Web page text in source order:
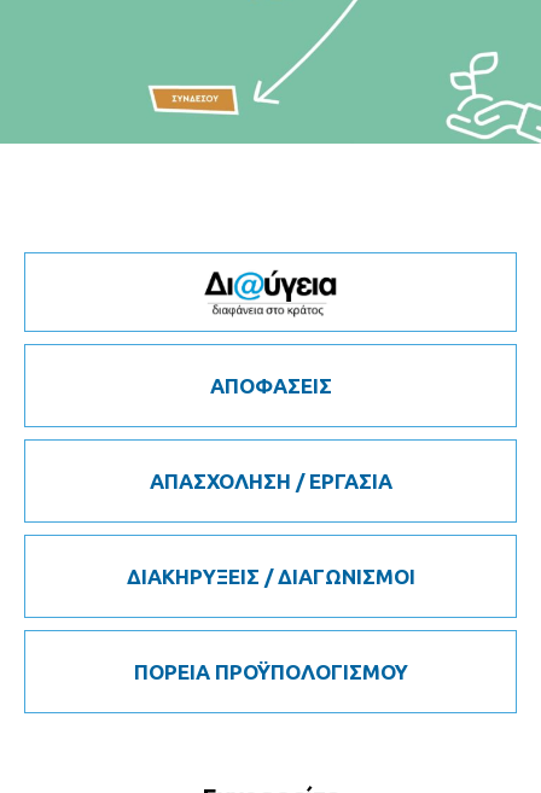
ΑΠΟΦΑΣΕΙΣ
ΑΠΑΣΧΟΛΗΣΗ / ΕΡΓΑΣΙΑ
ΔΙΑΚΗΡΥΞΕΙΣ / ΔΙΑΓΩΝΙΣΜΟΙ
ΠΟΡΕΙΑ ΠΡΟΫΠΟΛΟΓΙΣΜΟΥ